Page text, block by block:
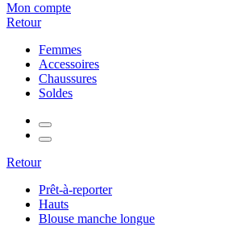
Mon compte
Retour
Femmes
Accessoires
Chaussures
Soldes
Retour
Prêt-à-reporter
Hauts
Blouse manche longue